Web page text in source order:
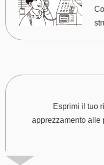
Esprimi il tuo
apprezzamento alle